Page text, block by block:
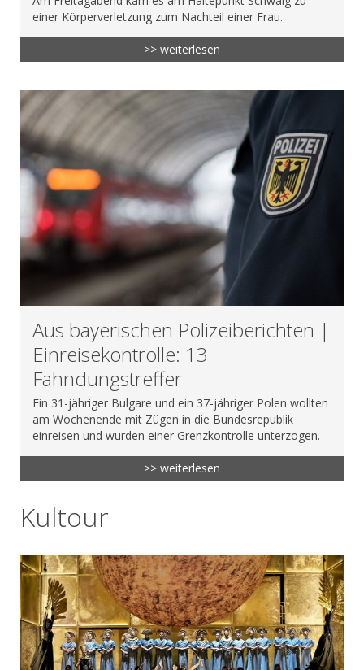
einer Körperverletzung zum Nachteil einer Frau.
>> weiterlesen
Aus bayerischen Polizeiberichten |
Einreisekontrolle: 13
Fahndungstreffer
Ein 31-jähriger Bulgare und ein 37-jähriger Polen wollten
am Wochenende mit Zügen in die Bundesrepublik
einreisen und wurden einer Grenzkontrolle unterzogen.
>> weiterlesen
Kultour